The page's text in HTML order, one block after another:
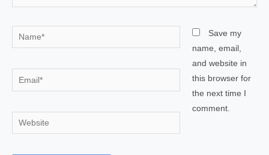
Name*
Email*
Website
Save my
name, email,
and website in
this browser for
the next time I
comment.